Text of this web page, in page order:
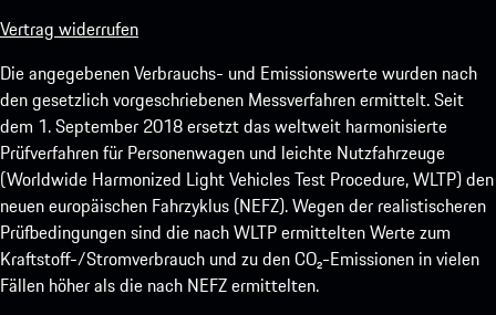
Vertrag widerrufen
Die angegebenen Verbrauchs- und Emissionswerte wurden nach
den gesetzlich vorgeschriebenen Messverfahren ermittelt. Seit
dem 1. September 2018 ersetzt das weltweit harmonisierte
Prüfverfahren für Personenwagen und leichte Nutzfahrzeuge
(Worldwide Harmonized Light Vehicles Test Procedure, WLTP) den
neuen europäischen Fahrzyklus (NEFZ). Wegen der realistischeren
Prüfbedingungen sind die nach WLTP ermittelten Werte zum
Kraftstoff-/Stromverbrauch und zu den CO₂-Emissionen in vielen
Fällen höher als die nach NEFZ ermittelten.